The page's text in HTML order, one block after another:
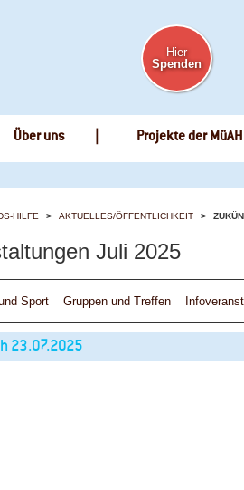
Hier
Spenden
Über uns Projekte der MüAH
HILFE AKTUELLES/ÖFFENTLICHKEIT
Juli 2025
Sport Gruppen und Treffen
23.07.2025